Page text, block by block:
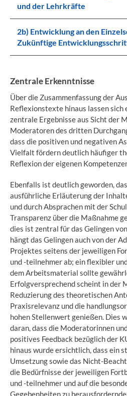
und der Lehrkräfte
2b) Entwicklung an den
Zukünftige
Zentrale Erkenntnisse
Über die Zusammenfassung der
Reflexionstexte hinaus lassen sich
zentrale Ergebnisse aus Sicht der
Moderatoren des dritten
dass die positiven und negativen
Vielfalt fördern deutlich häufiger
Reflexion der eigenen
Ebenfalls ist deutlich geworden,
ausführliche Erläuterung der
und durch Absprachen mit der
Transparenz über die Maßnahme
dies ist zentral für das Gelingen
hängt das Gelingen auch von der
Projektes seitens der jeweiligen
und -teilnehmer ab; ein flexibler
dem Arbeitsmaterial sollte
Erfolgversprechend scheint in der
Reduzierung des theoretischen
Praxisrelevanz und die
hohen Stellenwert genießen. Dies
daran, dass die Moderatorinnen
positives Feedback bezüglich der
hinaus wurde ersichtlich, dass ein
Umsetzung sowie das Nicht-
die Bedürfnisse der jeweiligen
und -teilnehmer und auf die
Gegebenheiten zu